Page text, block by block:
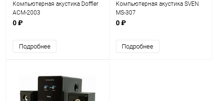
Компьютерная акустика Doffler
ACM-2003
0 ₽
Подробнее
Компьютерная акустика SVEN
MS-307
0 ₽
Подробнее